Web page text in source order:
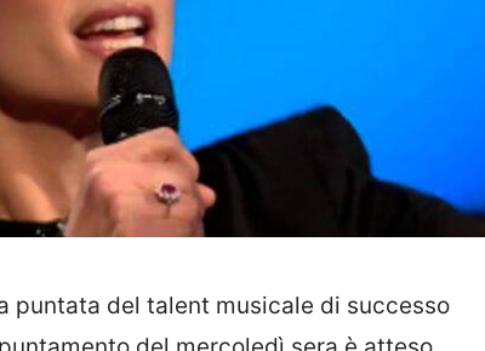
puntata del talent musicale di successo